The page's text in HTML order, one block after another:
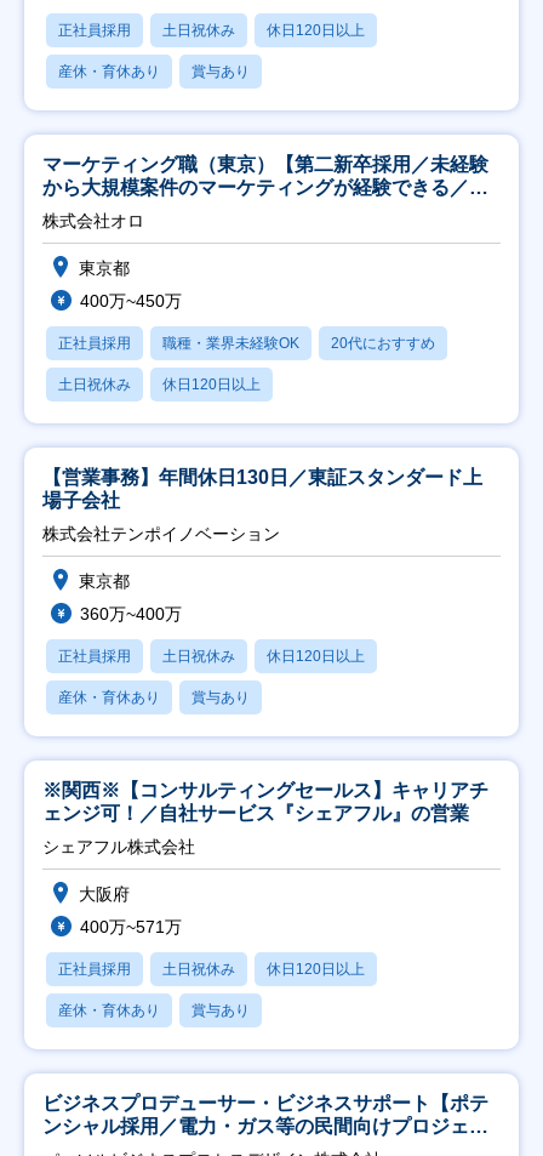
正社員採用 土日祝休み 休日120日以上
産休・育休あり 賞与あり
マーケティング職（東京）【第二新卒採用／未経験
から大規模案件のマーケティングが経験できる／研
修充実】
株式会社オロ
東京都
400万~450万
正社員採用 職種・業界未経験OK 20代におすすめ
土日祝休み 休日120日以上
【営業事務】年間休日130日／東証スタンダード上
場子会社
株式会社テンポイノベーション
東京都
360万~400万
正社員採用 土日祝休み 休日120日以上
産休・育休あり 賞与あり
※関西※【コンサルティングセールス】キャリアチ
ェンジ可！／自社サービス『シェアフル』の営業
シェアフル株式会社
大阪府
400万~571万
正社員採用 土日祝休み 休日120日以上
産休・育休あり 賞与あり
ビジネスプロデューサー・ビジネスサポート【ポテ
ンシャル採用／電力・ガス等の民間向けプロジェク
ト推進】